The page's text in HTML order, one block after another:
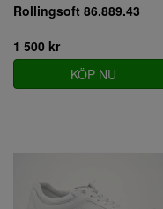
Rollingsoft 86.889.43
1 500 kr
KÖP NU